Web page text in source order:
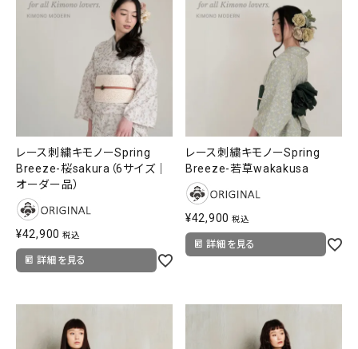
レース刺繍キモノーSpring
Breeze-桜sakura（6サイズ｜
オーダー品）
¥42,900 税込
詳細を見る
レース刺繍キモノーSpring
Breeze-若草wakakusa
¥42,900 税込
詳細を見る